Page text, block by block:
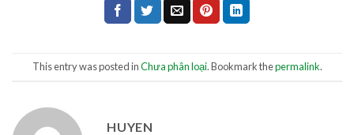
This entry was posted inChưa phân loại. Bookmark thepermalink.
HUYEN